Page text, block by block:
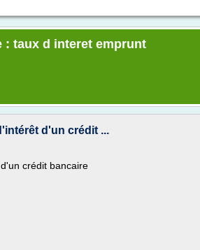
: taux d interet emprunt
d'un crédit ...
crédit bancaire